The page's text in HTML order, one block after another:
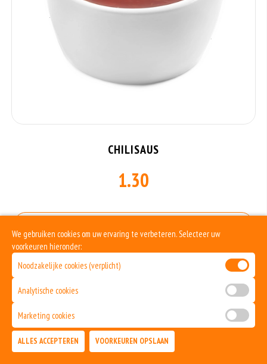
CHILISAUS
1.30
Geen aangegeven allergenen.
We gebruiken cookies om uw ervaring te verbeteren. Selecteer uw
voorkeuren hieronder:
Noodzakelijke cookies (verplicht)
Analytische cookies
Marketing cookies
ALLES ACCEPTEREN VOORKEUREN OPSLAAN